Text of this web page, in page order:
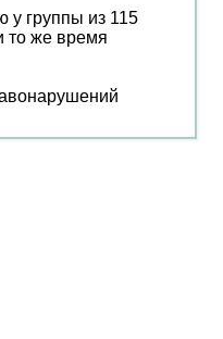
у группы из 115
то же время